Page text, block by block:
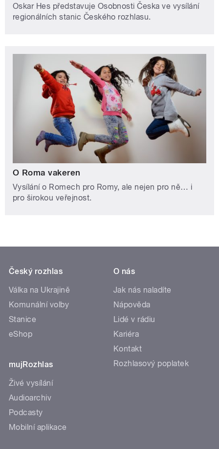
Oskar Hes představuje Osobnosti Česka ve vysílání
regionálních stanic Českého rozhlasu.
O Roma vakeren
Vysílání o Romech pro Romy, ale nejen pro ně… i
pro širokou veřejnost.
Český rozhlas
Válka na Ukrajině
Komunální volby
Stanice
eShop
mujRozhlas
Živé vysílání
Audioarchiv
Podcasty
Mobilní aplikace
O nás
Jak nás naladíte
Nápověda
Lidé v rádiu
Kariéra
Kontakt
Rozhlasový poplatek